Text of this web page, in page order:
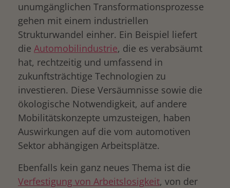
unumgänglichen Transformationsprozesse
gehen mit einem industriellen
Strukturwandel einher. Ein Beispiel liefert
die Automobilindustrie, die es verabsäumt
hat, rechtzeitig und umfassend in
zukunftsträchtige Technologien zu
investieren. Diese Versäumnisse sowie die
ökologische Notwendigkeit, auf andere
Mobilitätskonzepte umzusteigen, haben
Auswirkungen auf die vom automotiven
Sektor abhängigen Arbeitsplätze.
Ebenfalls kein ganz neues Thema ist die
Verfestigung von Arbeitslosigkeit, von der